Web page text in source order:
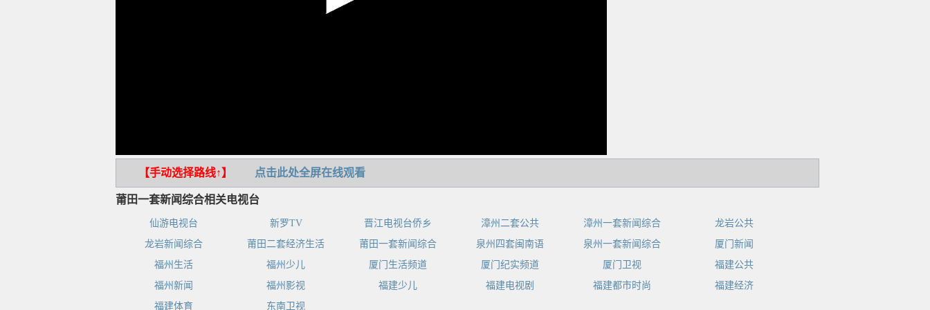
【手动选择路线↑】 点击此处全屏在线观看
莆田一套新闻综合相关电视台
仙游电视台 新罗TV 晋江电视台侨乡 漳州二套公共 漳州一套新闻综合
龙岩公共
龙岩新闻综合
莆田二套经济生活 莆田一套新闻综合 泉州四套闽南语 泉州一套新闻综合
厦门新闻
福州生活
福州少儿 厦门生活频道 厦门纪实频道 厦门卫视
福建公共
福州新闻
福州影视 福建少儿 福建电视剧 福建都市时尚
福建经济
福建体育
东南卫视